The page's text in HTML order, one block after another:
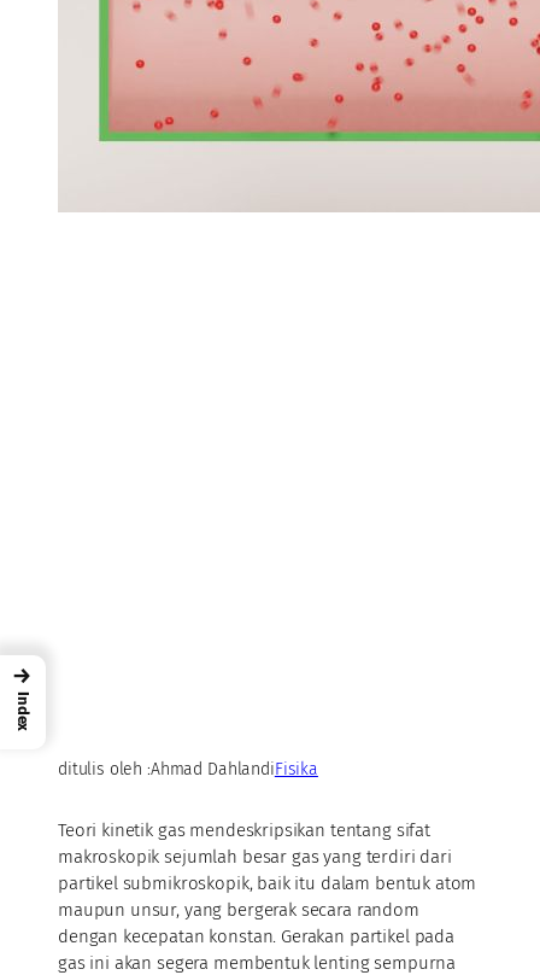
ditulis oleh :Ahmad DahlandiFisika
Teori kinetik gas mendeskripsikan tentang sifat
makroskopik sejumlah besar gas yang terdiri dari
partikel submikroskopik, baik itu dalam bentuk atom
maupun unsur, yang bergerak secara random
dengan kecepatan konstan. Gerakan partikel pada
gas ini akan segera membentuk lenting sempurna
→
Index